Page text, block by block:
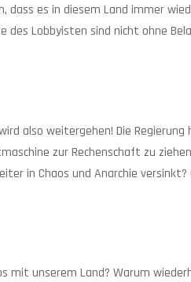
dass es in diesem Land immer
des Lobbyisten sind nicht ohne
also weitergehen! Die
zur Rechenschaft zu
in Chaos und Anarchie
mit unserem Land? Warum